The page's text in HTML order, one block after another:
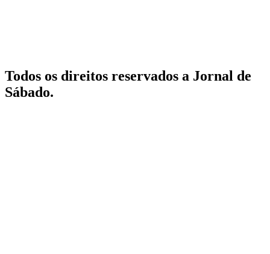
Todos os direitos reservados a Jornal de
Sábado.